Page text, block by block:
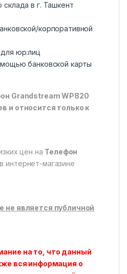
склада в г. Ташкент
корпоративной
юр.лиц
банковской карты
Grandstream WP820
и относится только к
цен на Телефон
в интернет-магазине
не является публичной
на то, что данный
вся информация о